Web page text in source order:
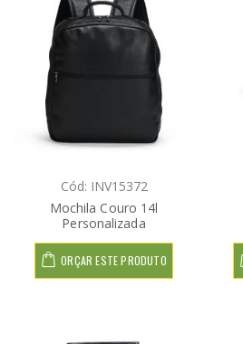
Cód: INV15372
Mochila Couro 14l
Personalizada
ORÇAR ESTE PRODUTO